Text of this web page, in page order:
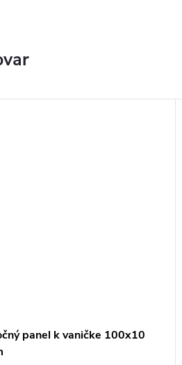
panel k vaničke 100x10